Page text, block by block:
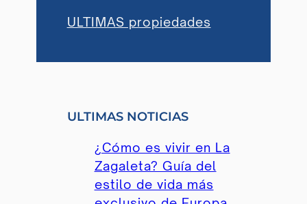
ULTIMAS propiedades
ULTIMAS NOTICIAS
¿Cómo es vivir en La
Zagaleta? Guía del
estilo de vida más